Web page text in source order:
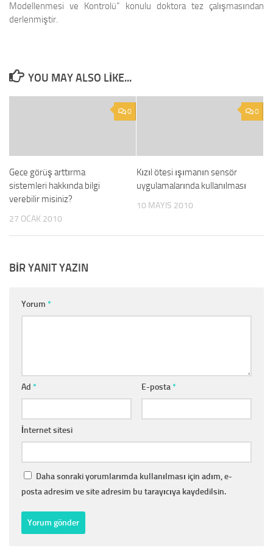
Modellenmesi ve Kontrolü” konulu doktora tez çalışmasından
derlenmiştir.
YOU MAY ALSO LIKE...
0
Gece görüş arttırma
sistemleri hakkında bilgi
verebilir misiniz?
27 OCAK 2010
0
Kızıl ötesi ışımanın sensör
uygulamalarında kullanılması
10 MAYIS 2010
BIR YANIT YAZIN
Yorum *
Ad * E-posta*
İnternet sitesi
Daha sonraki yorumlarımda kullanılması için adım, e-
posta adresim ve site adresim bu tarayıcıya kaydedilsin.